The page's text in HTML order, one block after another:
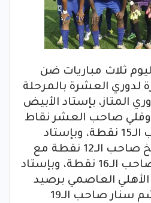
ثلاث مباريات ضن
لدوري العشرة بالمرحلة
المتاز، بإستاد الأبيض
صاحب العشر نقاط
كوبر البحراوي صاحب الـ15 نقطة، وبإستاد
كوستي يلتقي المريخ صاحب الـ12 نقطة مع
الشرطة القضارف صاحب الـ16 نقطة، وبإستاد
الأهلي العاصمي برصيد
12 نقطة مع ود هاشم سنار صاحب الـ19